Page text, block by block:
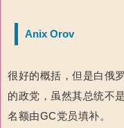
Anix Orov
很好的概括，但是白俄
的政党，虽然其总统不
名额由GC党员填补。